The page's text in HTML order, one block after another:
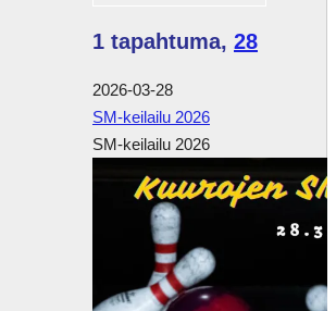
1 tapahtuma, 28
2026-03-28
SM-keilailu 2026
SM-keilailu 2026